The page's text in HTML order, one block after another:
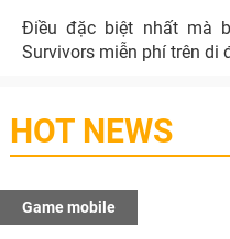
Điều đặc biệt nhất mà
Survivors miễn phí trên di
HOT NEWS
Game mobile